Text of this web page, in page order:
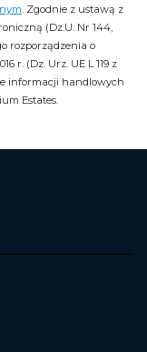
. Zgodnie z ustawą z
(Dz.U. Nr 144,
rozporządzenia o
r. (Dz. Urz. UE L 119 z
informacji handlowych
Estates.